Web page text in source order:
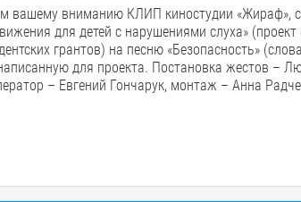
вашему вниманию КЛИП киностудии «Жираф»,
для детей с нарушениями слуха»
грантов) на песню «Безопасность»
для проекта. Постановка жестов –
– Евгений Гончарук, монтаж – Анна